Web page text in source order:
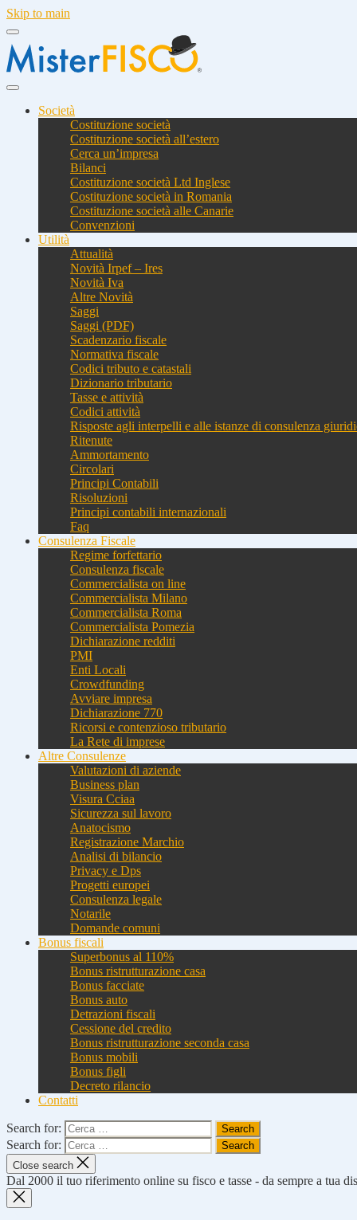
Skip to main
Società
Costituzione società
Costituzione società all’estero
Cerca un’impresa
Bilanci
Costituzione società Ltd Inglese
Costituzione società in Romania
Costituzione società alle Canarie
Convenzioni
Utilità
Attualità
Novità Irpef – Ires
Novità Iva
Altre Novità
Saggi
Saggi (PDF)
Scadenzario fiscale
Normativa fiscale
Codici tributo e catastali
Dizionario tributario
Tasse e attività
Codici attività
Risposte agli interpelli e alle istanze di consulenza
Ritenute
Ammortamento
Circolari
Principi Contabili
Risoluzioni
Principi contabili internazionali
Faq
Consulenza Fiscale
Regime forfettario
Consulenza fiscale
Commercialista on line
Commercialista Milano
Commercialista Roma
Commercialista Pomezia
Dichiarazione redditi
PMI
Enti Locali
Crowdfunding
Avviare impresa
Dichiarazione 770
Ricorsi e contenzioso tributario
La Rete di imprese
Altre Consulenze
Valutazioni di aziende
Business plan
Visura Cciaa
Sicurezza sul lavoro
Anatocismo
Registrazione Marchio
Analisi di bilancio
Privacy e Dps
Progetti europei
Consulenza legale
Notarile
Domande comuni
Bonus fiscali
Superbonus al 110%
Bonus ristrutturazione casa
Bonus facciate
Bonus auto
Detrazioni fiscali
Cessione del credito
Bonus ristrutturazione seconda casa
Bonus mobili
Bonus figli
Decreto rilancio
Contatti
Search for:
Search for:
Close search
Dal 2000 il tuo riferimento online su fisco e tasse - da sempre a tua